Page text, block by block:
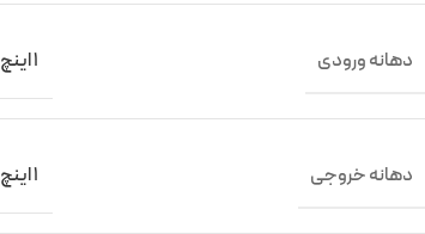
دهانه ورودی 1 اینچ
دهانه خروجی 1 اینچ